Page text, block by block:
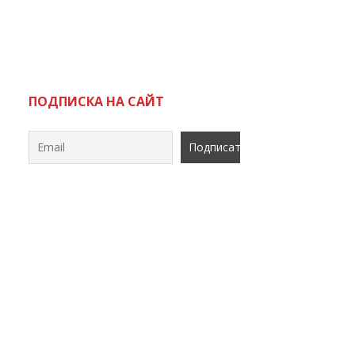
ПОДПИСКА НА САЙТ